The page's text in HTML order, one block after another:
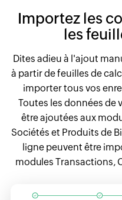
Importez les
les
Dites adieu à l'ajout
à partir de feuilles de
importer tous vos
Toutes les données de
être ajoutées aux
Sociétés et Produits de
ligne peuvent être
modules Transactions,